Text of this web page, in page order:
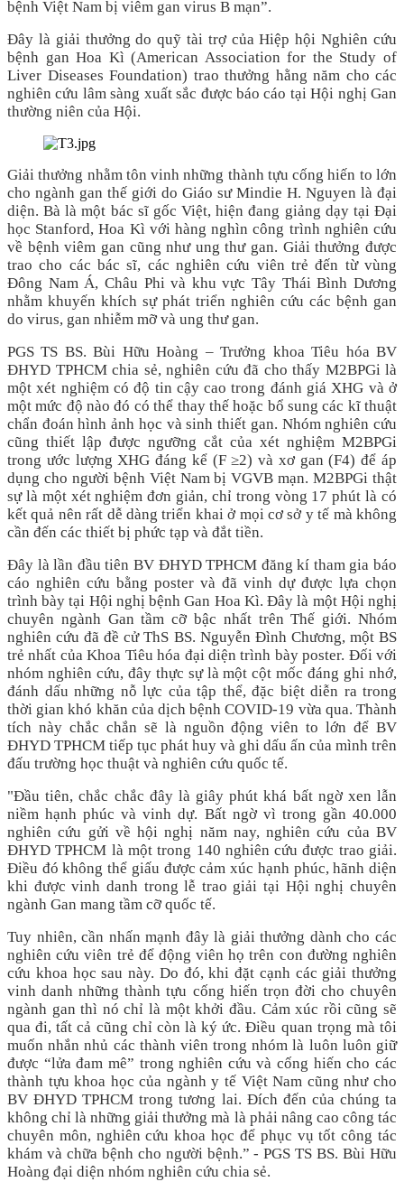
bệnh Việt Nam bị viêm gan virus B mạn”.
Đây là giải thưởng do quỹ tài trợ của Hiệp hội Nghiên cứu
bệnh gan Hoa Kì (American Association for the Study of
Liver Diseases Foundation) trao thưởng hằng năm cho các
nghiên cứu lâm sàng xuất sắc được báo cáo tại Hội nghị Gan
thường niên của Hội.
Giải thưởng nhằm tôn vinh những thành tựu cống hiến to lớn
cho ngành gan thế giới do Giáo sư Mindie H. Nguyen là đại
diện. Bà là một bác sĩ gốc Việt, hiện đang giảng dạy tại Đại
học Stanford, Hoa Kì với hàng nghìn công trình nghiên cứu
về bệnh viêm gan cũng như ung thư gan. Giải thưởng được
trao cho các bác sĩ, các nghiên cứu viên trẻ đến từ vùng
Đông Nam Á, Châu Phi và khu vực Tây Thái Bình Dương
nhằm khuyến khích sự phát triển nghiên cứu các bệnh gan
do virus, gan nhiễm mỡ và ung thư gan.
PGS TS BS. Bùi Hữu Hoàng – Trưởng khoa Tiêu hóa BV
ĐHYD TPHCM chia sẻ, nghiên cứu đã cho thấy M2BPGi là
một xét nghiệm có độ tin cậy cao trong đánh giá XHG và ở
một mức độ nào đó có thể thay thế hoặc bổ sung các kĩ thuật
chẩn đoán hình ảnh học và sinh thiết gan. Nhóm nghiên cứu
cũng thiết lập được ngưỡng cắt của xét nghiệm M2BPGi
trong ước lượng XHG đáng kể (F ≥2) và xơ gan (F4) để áp
dụng cho người bệnh Việt Nam bị VGVB mạn. M2BPGi thật
sự là một xét nghiệm đơn giản, chỉ trong vòng 17 phút là có
kết quả nên rất dễ dàng triển khai ở mọi cơ sở y tế mà không
cần đến các thiết bị phức tạp và đắt tiền.
Đây là lần đầu tiên BV ĐHYD TPHCM đăng kí tham gia báo
cáo nghiên cứu bằng poster và đã vinh dự được lựa chọn
trình bày tại Hội nghị bệnh Gan Hoa Kì. Đây là một Hội nghị
chuyên ngành Gan tầm cỡ bậc nhất trên Thế giới. Nhóm
nghiên cứu đã đề cử ThS BS. Nguyễn Đình Chương, một BS
trẻ nhất của Khoa Tiêu hóa đại diện trình bày poster. Đối với
nhóm nghiên cứu, đây thực sự là một cột mốc đáng ghi nhớ,
đánh dấu những nỗ lực của tập thể, đặc biệt diễn ra trong
thời gian khó khăn của dịch bệnh COVID-19 vừa qua. Thành
tích này chắc chắn sẽ là nguồn động viên to lớn để BV
ĐHYD TPHCM tiếp tục phát huy và ghi dấu ấn của mình trên
đấu trường học thuật và nghiên cứu quốc tế.
"Đầu tiên, chắc chắc đây là giây phút khá bất ngờ xen lẫn
niềm hạnh phúc và vinh dự. Bất ngờ vì trong gần 40.000
nghiên cứu gửi về hội nghị năm nay, nghiên cứu của BV
ĐHYD TPHCM là một trong 140 nghiên cứu được trao giải.
Điều đó không thể giấu được cảm xúc hạnh phúc, hãnh diện
khi được vinh danh trong lễ trao giải tại Hội nghị chuyên
ngành Gan mang tầm cỡ quốc tế.
Tuy nhiên, cần nhấn mạnh đây là giải thưởng dành cho các
nghiên cứu viên trẻ để động viên họ trên con đường nghiên
cứu khoa học sau này. Do đó, khi đặt cạnh các giải thưởng
vinh danh những thành tựu cống hiến trọn đời cho chuyên
ngành gan thì nó chỉ là một khởi đầu. Cảm xúc rồi cũng sẽ
qua đi, tất cả cũng chỉ còn là ký ức. Điều quan trọng mà tôi
muốn nhắn nhủ các thành viên trong nhóm là luôn luôn giữ
được “lửa đam mê” trong nghiên cứu và cống hiến cho các
thành tựu khoa học của ngành y tế Việt Nam cũng như cho
BV ĐHYD TPHCM trong tương lai. Đích đến của chúng ta
không chỉ là những giải thưởng mà là phải nâng cao công tác
chuyên môn, nghiên cứu khoa học để phục vụ tốt công tác
khám và chữa bệnh cho người bệnh.” - PGS TS BS. Bùi Hữu
Hoàng đại diện nhóm nghiên cứu chia sẻ.